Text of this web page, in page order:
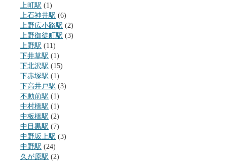
上町駅 (1)
上石神井駅 (6)
上野広小路駅 (2)
上野御徒町駅 (3)
上野駅 (11)
下井草駅 (1)
下北沢駅 (15)
下赤塚駅 (1)
下高井戸駅 (3)
不動前駅 (1)
中村橋駅 (1)
中板橋駅 (2)
中目黒駅 (7)
中野坂上駅 (3)
中野駅 (24)
久が原駅 (2)